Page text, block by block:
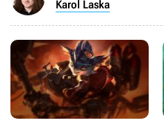
Karol Laska